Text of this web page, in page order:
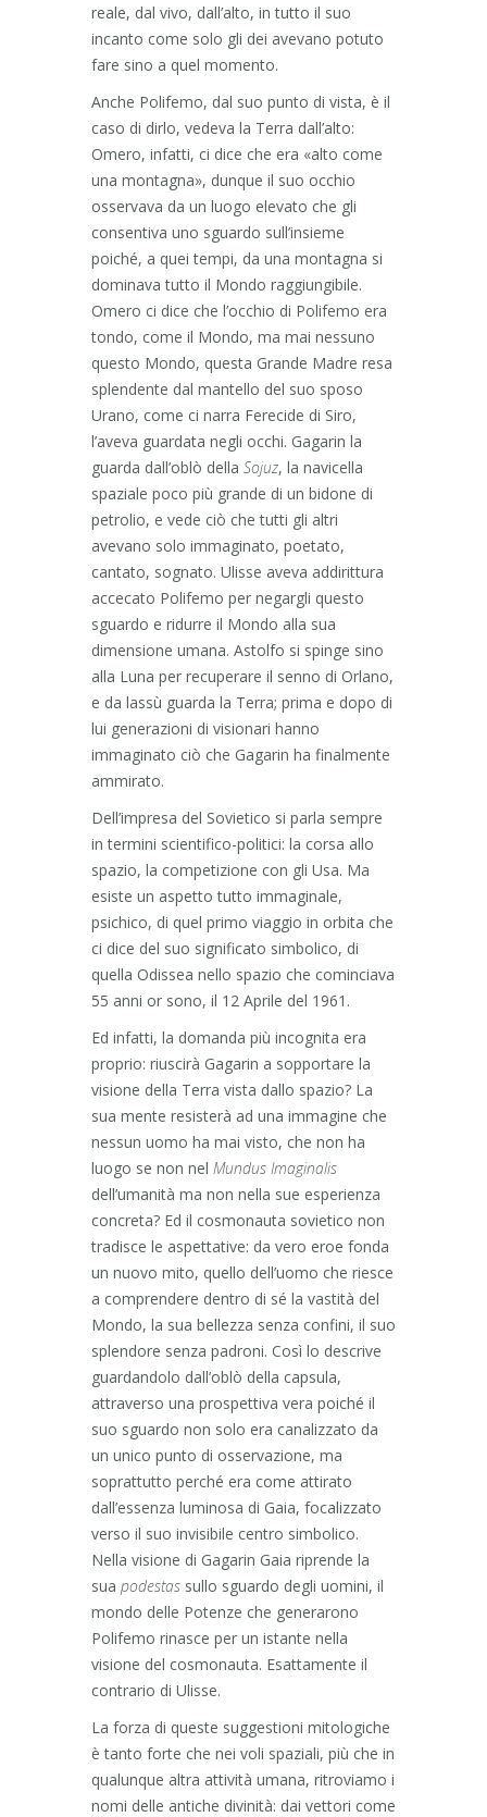
reale, dal vivo, dall’alto, in tutto il suo
incanto come solo gli dei avevano potuto
fare sino a quel momento.
Anche Polifemo, dal suo punto di vista, è il
caso di dirlo, vedeva la Terra dall’alto:
Omero, infatti, ci dice che era «alto come
una montagna», dunque il suo occhio
osservava da un luogo elevato che gli
consentiva uno sguardo sull’insieme
poiché, a quei tempi, da una montagna si
dominava tutto il Mondo raggiungibile.
Omero ci dice che l’occhio di Polifemo era
tondo, come il Mondo, ma mai nessuno
questo Mondo, questa Grande Madre resa
splendente dal mantello del suo sposo
Urano, come ci narra Ferecide di Siro,
l’aveva guardata negli occhi. Gagarin la
guarda dall’oblò della Sojuz, la navicella
spaziale poco più grande di un bidone di
petrolio, e vede ciò che tutti gli altri
avevano solo immaginato, poetato,
cantato, sognato. Ulisse aveva addirittura
accecato Polifemo per negargli questo
sguardo e ridurre il Mondo alla sua
dimensione umana. Astolfo si spinge sino
alla Luna per recuperare il senno di Orlano,
e da lassù guarda la Terra; prima e dopo di
lui generazioni di visionari hanno
immaginato ciò che Gagarin ha finalmente
ammirato.
Dell’impresa del Sovietico si parla sempre
in termini scientifico-politici: la corsa allo
spazio, la competizione con gli Usa. Ma
esiste un aspetto tutto immaginale,
psichico, di quel primo viaggio in orbita che
ci dice del suo significato simbolico, di
quella Odissea nello spazio che cominciava
55 anni or sono, il 12 Aprile del 1961.
Ed infatti, la domanda più incognita era
proprio: riuscirà Gagarin a sopportare la
visione della Terra vista dallo spazio? La
sua mente resisterà ad una immagine che
nessun uomo ha mai visto, che non ha
luogo se non nel Mundus Imaginalis
dell’umanità ma non nella sue esperienza
concreta? Ed il cosmonauta sovietico non
tradisce le aspettative: da vero eroe fonda
un nuovo mito, quello dell’uomo che riesce
a comprendere dentro di sé la vastità del
Mondo, la sua bellezza senza confini, il suo
splendore senza padroni. Così lo descrive
guardandolo dall’oblò della capsula,
attraverso una prospettiva vera poiché il
suo sguardo non solo era canalizzato da
un unico punto di osservazione, ma
soprattutto perché era come attirato
dall’essenza luminosa di Gaia, focalizzato
verso il suo invisibile centro simbolico.
Nella visione di Gagarin Gaia riprende la
sua podestas sullo sguardo degli uomini, il
mondo delle Potenze che generarono
Polifemo rinasce per un istante nella
visione del cosmonauta. Esattamente il
contrario di Ulisse.
La forza di queste suggestioni mitologiche
è tanto forte che nei voli spaziali, più che in
qualunque altra attività umana, ritroviamo i
nomi delle antiche divinità: dai vettori come